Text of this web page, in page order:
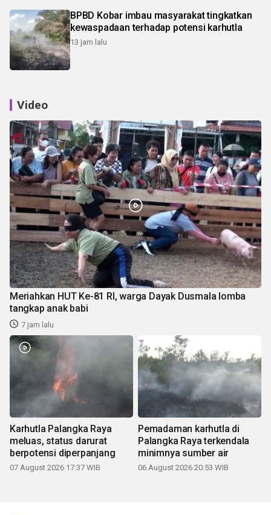
BPBD Kobar imbau masyarakat tingkatkan
kewaspadaan terhadap potensi karhutla
13 jam lalu
Video
Meriahkan HUT Ke-81 RI, warga Dayak Dusmala lomba
tangkap anak babi
7 jam lalu
Karhutla Palangka Raya
meluas, status darurat
berpotensi diperpanjang
07 August 2026 17:37 WIB
Pemadaman karhutla di
Palangka Raya terkendala
minimnya sumber air
06 August 2026 20:53 WIB